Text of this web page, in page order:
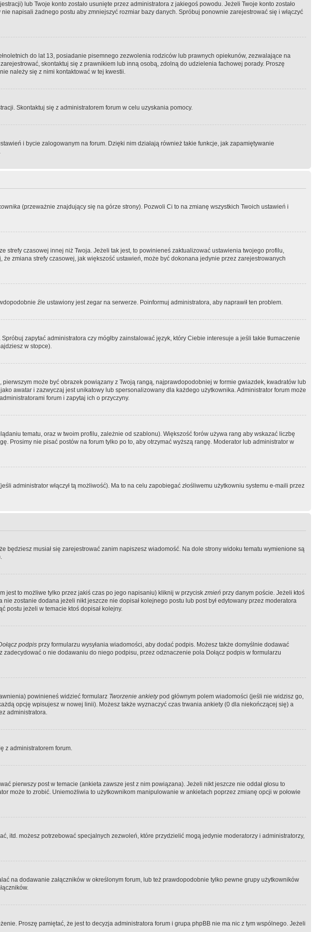
lub Twoje konto zostało usunięte przez administratora z jakiegoś powodu. Jeżeli Twoje konto zostało
napisali żadnego postu aby zmniejszyć rozmiar bazy danych. Spróbuj ponownie zarejestrować się i włączyć
do lat 13, posiadanie pisemnego zezwolenia rodziców lub prawnych opiekunów, zezwalające na
skontaktuj się z prawnikiem lub inną osobą, zdolną do udzielenia fachowej porady. Proszę
należy się z nimi kontaktować w tej kwestii.
Skontaktuj się z administratorem forum w celu uzyskania pomocy.
i bycie zalogowanym na forum. Dzięki nim działają również takie funkcje, jak zapamiętywanie
(przeważnie znajdujący się na górze strony). Pozwoli Ci to na zmianę wszystkich Twoich ustawień i
strefy czasowej innej niż Twoja. Jeżeli tak jest, to powinieneś zaktualizować ustawienia twojego profilu,
zmiana strefy czasowej, jak większość ustawień, może być dokonana jedynie przez zarejestrowanych
źle ustawiony jest zegar na serwerze. Poinformuj administratora, aby naprawił ten problem.
zapytać administratora czy mógłby zainstalować język, który Ciebie interesuje a jeśli takie tłumaczenie
w stopce).
może być obrazek powiązany z Twoją rangą, najprawdopodobniej w formie gwiazdek, kwadratów lub
awatar i zazwyczaj jest unikatowy lub spersonalizowany dla każdego użytkownika. Administrator forum może
forum i zapytaj ich o przyczyny.
tematu, oraz w twoim profilu, zależnie od szablonu). Większość forów używa rang aby wskazać liczbę
Prosimy nie pisać postów na forum tylko po to, aby otrzymać wyższą rangę. Moderator lub administrator w
administrator włączył tą możliwość). Ma to na celu zapobiegać złośliwemu użytkowniu systemu e-maili przez
musiał się zarejestrować zanim napiszesz wiadomość. Na dole strony widoku tematu wymienione są
jest to możliwe tylko przez jakiś czas po jego napisaniu) kliknij w przycisk zmień przy danym poście. Jeżeli ktoś
zostanie dodana jeżeli nikt jeszcze nie dopisał kolejnego postu lub post był edytowany przez moderatora
postu jeżeli w temacie ktoś dopisał kolejny.
podpis przy formularzu wysyłania wiadomości, aby dodać podpis. Możesz także domyślnie dodawać
o nie dodawaniu do niego podpisu, przez odznaczenie pola Dołącz podpis w formularzu
powinieneś widzieć formularz Tworzenie ankietypod głównym polem wiadomości (jeśli nie widzisz go,
opcję wpisujesz w nowej linii). Możesz także wyznaczyć czas trwania ankiety (0 dla niekończącej się) a
administratora.
z administratorem forum.
pierwszy post w temacie (ankieta zawsze jest z nim powiązana). Jeżeli nikt jeszcze nie oddał głosu to
może to zrobić. Uniemożliwia to użytkownikom manipulowanie w ankietach poprzez zmianę opcji w połowie
itd. możesz potrzebować specjalnych zezwoleń, które przydzielić mogą jedynie moderatorzy i administratorzy,
na dodawanie załączników w określonym forum, lub też prawdopodobnie tylko pewne grupy użytkowników
Proszę pamiętać, że jest to decyzja administratora forum i grupa phpBB nie ma nic z tym wspólnego. Jeżeli